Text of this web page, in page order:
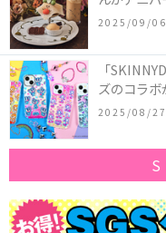
ーキアク
「かぼち
2025/09/06
「
ズのコラ
作コレクシ
2025/08/27